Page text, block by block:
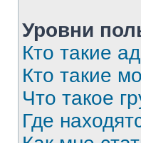
Уровни
Кто такие
Кто такие
Что такое
Где